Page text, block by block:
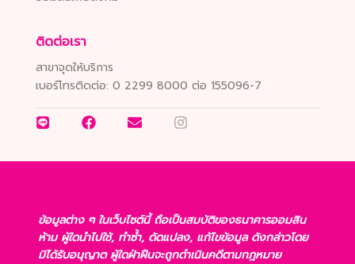
ติดต่อเรา
สาขาจุดให้บริการ
เบอร์โทรติดต่อ: 0 2299 8000 ต่อ 155096-7
ข้อมูลต่าง ๆ ในเว็บไซต์นี้ ถือเป็นสมบัติของธนาคารออมสิน
ห้าม ผู้ใดนำไปใช้, ทำซ้ำ, ดัดแปลง, แก้ไขข้อมูล ดังกล่าวโดย
มิได้รับอนุญาต ผู้ใดฝ่าฝืนจะถูกดำเนินคดีตามกฎหมาย